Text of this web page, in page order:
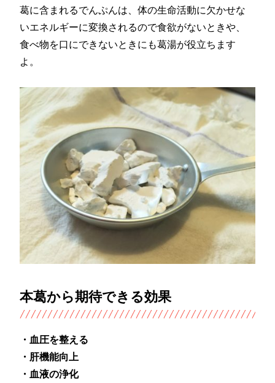
葛に含まれるでんぷんは、体の生命活動に欠かせな
いエネルギーに変換されるので食欲がないときや、
食べ物を口にできないときにも葛湯が役立ちます
よ。
本葛から期待できる効果
・血圧を整える
・肝機能向上
・血液の浄化